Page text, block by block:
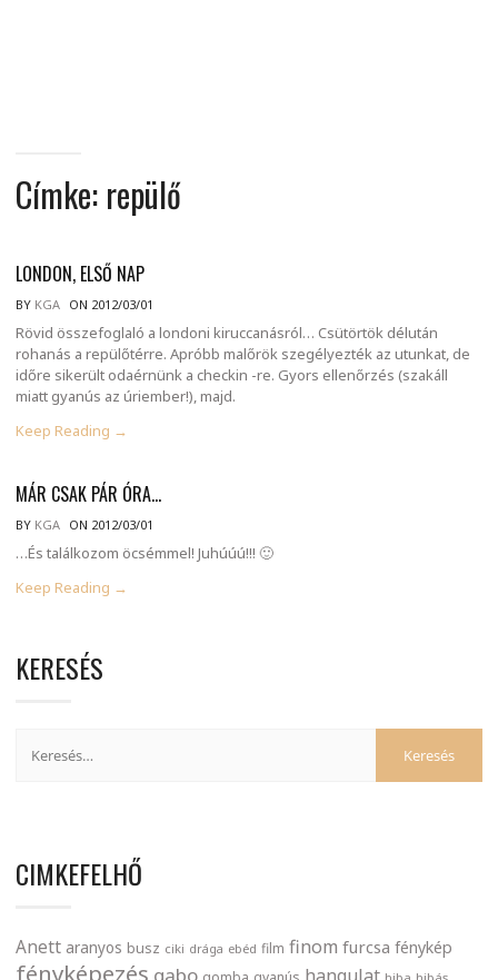
Címke: repülő
LONDON, ELSŐ NAP
BY KGA ON 2012/03/01
Rövid összefoglaló a londoni kiruccanásról… Csütörtök délután
rohanás a repülőtérre. Apróbb malőrök szegélyezték az utunkat, de
időre sikerült odaérnünk a checkin -re. Gyors ellenőrzés (szakáll
miatt gyanús az úriember!), majd.
Keep Reading →
MÁR CSAK PÁR ÓRA…
BY KGA ON 2012/03/01
…És találkozom öcsémmel! Juhúúú!!! 🙂
Keep Reading →
KERESÉS
CIMKEFELHŐ
Anett aranyos busz ciki drága ebéd film finom furcsa fénykép
fényképezés gabo